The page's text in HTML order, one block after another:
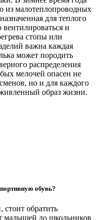
из малотеплопроводных
для теплого
и
стопы или
важна каждая
может породить
распределения
мелочей опасен не
но и для каждого
образ жизни.
обувь?
обратить
малышей до школьников